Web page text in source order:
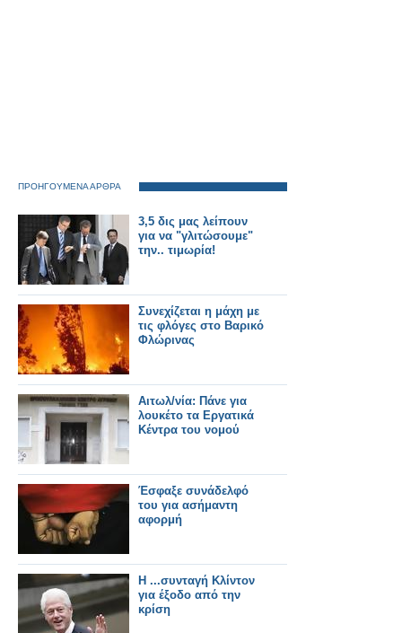
ΠΡΟΗΓΟΥΜΕΝΑ ΑΡΘΡΑ
3,5 δις μας λείπουν
για να "γλιτώσουμε"
την.. τιμωρία!
Συνεχίζεται η μάχη με
τις φλόγες στο Βαρικό
Φλώρινας
Αιτωλ/νία: Πάνε για
λουκέτο τα Εργατικά
Κέντρα του νομού
Έσφαξε συνάδελφό
του για ασήμαντη
αφορμή
Η ...συνταγή Κλίντον
για έξοδο από την
κρίση